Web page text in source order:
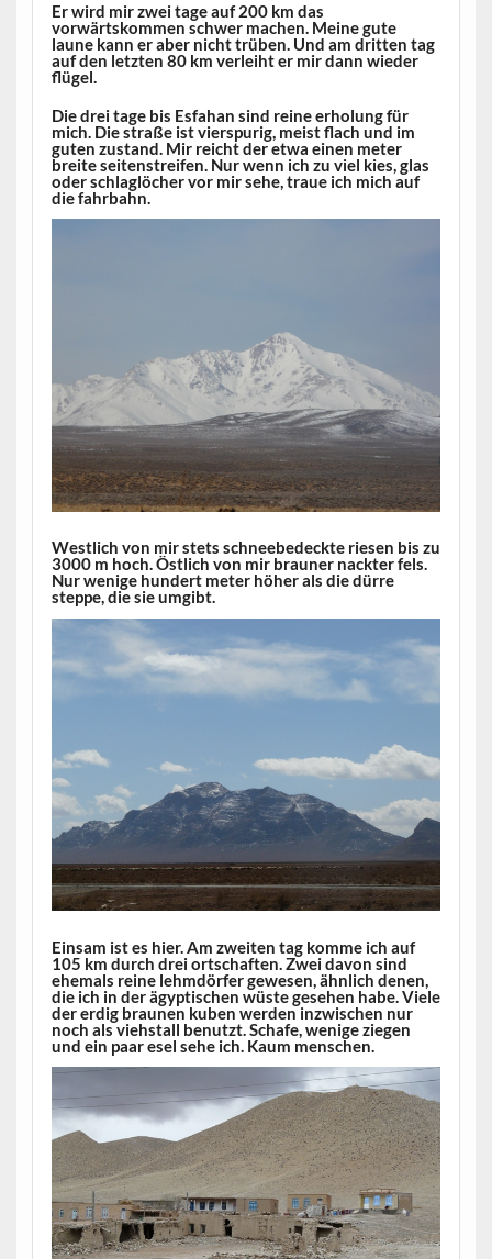
Er wird mir zwei tage auf 200 km das
vorwärtskommen schwer machen. Meine gute
laune kann er aber nicht trüben. Und am dritten tag
auf den letzten 80 km verleiht er mir dann wieder
flügel.
Die drei tage bis Esfahan sind reine erholung für
mich. Die straße ist vierspurig, meist flach und im
guten zustand. Mir reicht der etwa einen meter
breite seitenstreifen. Nur wenn ich zu viel kies, glas
oder schlaglöcher vor mir sehe, traue ich mich auf
die fahrbahn.
Westlich von mir stets schneebedeckte riesen bis zu
3000 m hoch. Östlich von mir brauner nackter fels.
Nur wenige hundert meter höher als die dürre
steppe, die sie umgibt.
Einsam ist es hier. Am zweiten tag komme ich auf
105 km durch drei ortschaften. Zwei davon sind
ehemals reine lehmdörfer gewesen, ähnlich denen,
die ich in der ägyptischen wüste gesehen habe. Viele
der erdig braunen kuben werden inzwischen nur
noch als viehstall benutzt. Schafe, wenige ziegen
und ein paar esel sehe ich. Kaum menschen.